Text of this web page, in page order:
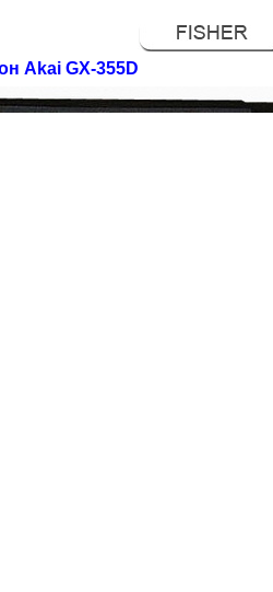
Akai GX-355D